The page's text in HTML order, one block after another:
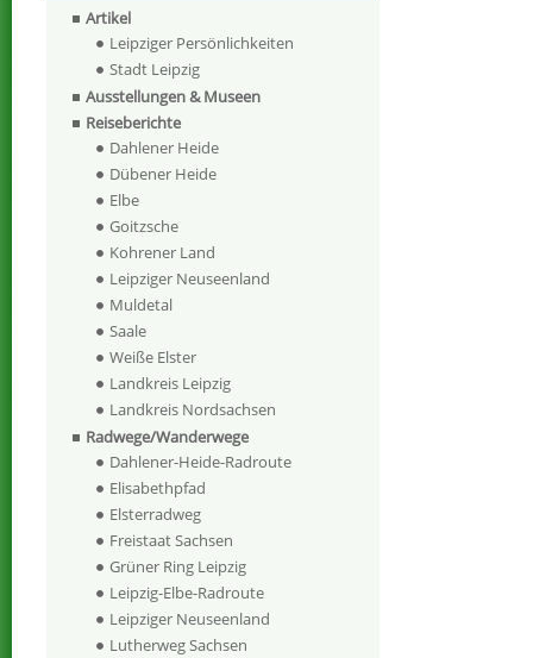
Artikel
Leipziger Persönlichkeiten
Stadt Leipzig
Ausstellungen & Museen
Reiseberichte
Dahlener Heide
Dübener Heide
Elbe
Goitzsche
Kohrener Land
Leipziger Neuseenland
Muldetal
Saale
Weiße Elster
Landkreis Leipzig
Landkreis Nordsachsen
Radwege/Wanderwege
Dahlener-Heide-Radroute
Elisabethpfad
Elsterradweg
Freistaat Sachsen
Grüner Ring Leipzig
Leipzig-Elbe-Radroute
Leipziger Neuseenland
Lutherweg Sachsen